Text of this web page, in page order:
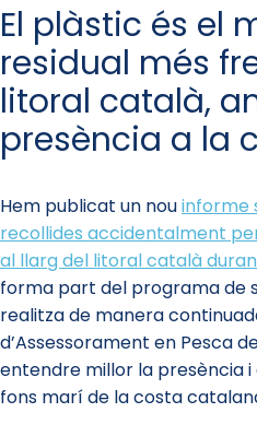
El plàstic és el
residual més
litoral català,
presència a la
Hem publicat un nouinforme
recollides accidentalment
al llarg del litoral català
forma part del programa de
realitza de manera
d’Assessorament en Pesca
entendre millor la presència i
fons marí de la costa